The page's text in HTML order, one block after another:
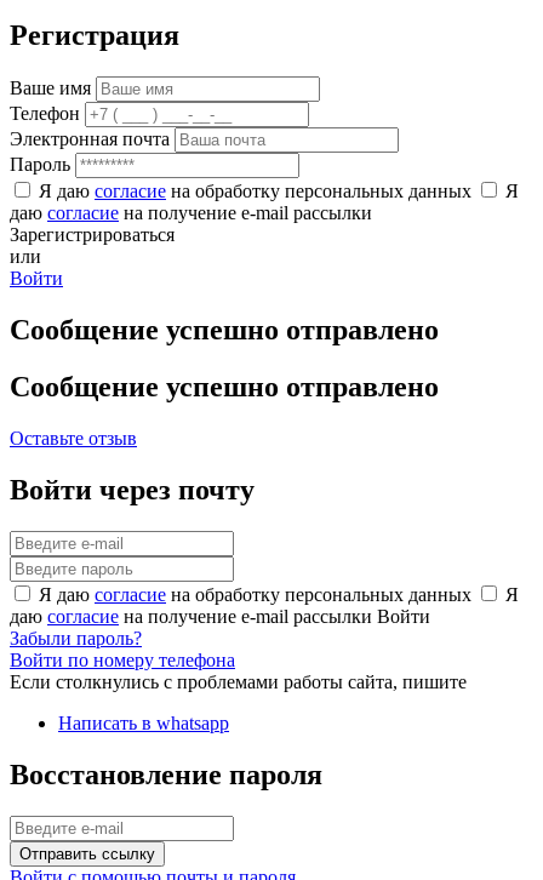
Регистрация
Ваше имя
Телефон
Электронная почта
Пароль
Я даю согласие на обработку персональных данных
Я
даю согласие на получение e-mail рассылки
Зарегистрироваться
или
Войти
Сообщение успешно отправлено
Сообщение успешно отправлено
Оставьте отзыв
Войти через почту
Я даю согласие на обработку персональных данных
Я
даю согласие на получение e-mail рассылки Войти
Забыли пароль?
Войти по номеру телефона
Если столкнулись с проблемами работы сайта, пишите
Написать в whatsapp
Восстановление пароля
Отправить ссылку